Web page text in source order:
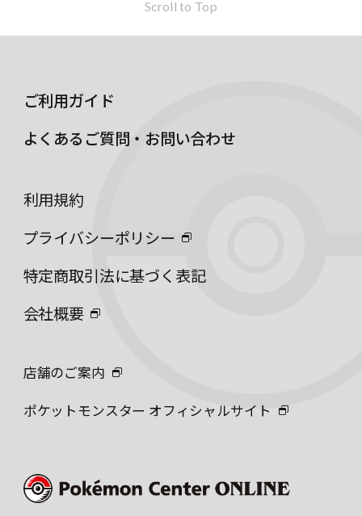
Scroll to Top
ご利用ガイド
よくあるご質問・お問い合わせ
利用規約
プライバシーポリシー
特定商取引法に基づく表記
会社概要
店舗のご案内
ポケットモンスター オフィシャルサイト